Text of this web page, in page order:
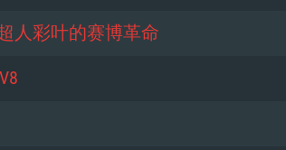
DirectX 11: AMD
GeForce GTX 660. La
par le jeu est de
Iris Pro 5200 (Mac), ou
La résolution minimale
660 avec les derniers
/ de même pour AMD
人彩叶的赛博革命